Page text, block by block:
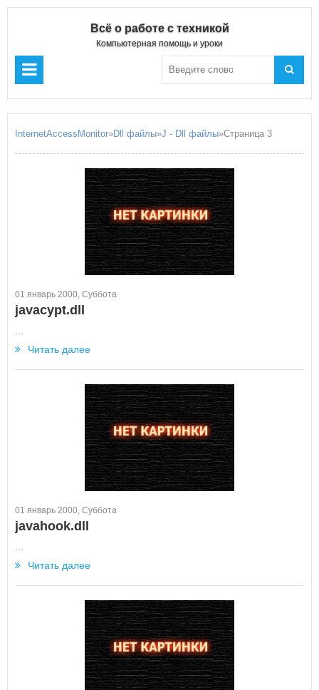
Всё о работе с техникой
Компьютерная помощь и уроки
InternetAccessMonitor»Dll файлы»J - Dll файлы»Страница 3
01 январь 2000, Суббота
javacypt.dll
Читать далее
01 январь 2000, Суббота
javahook.dll
Читать далее